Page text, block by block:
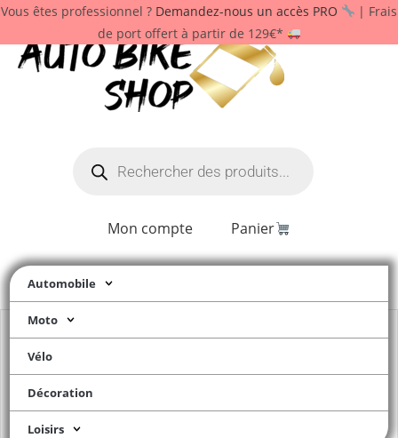
Vous êtes professionnel ? Demandez-nous un accès PRO
| Frais
de port offert à partir de 129€*
Mon compte Panier
Automobile
Moto
Vélo
Décoration
Loisirs